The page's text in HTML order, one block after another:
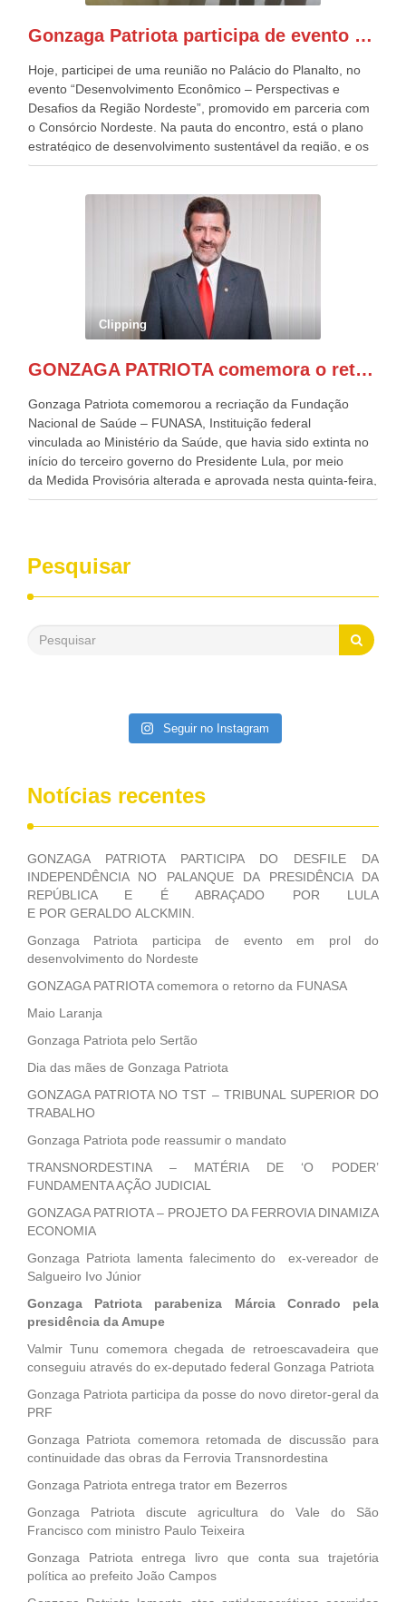
Patriota.
Gonzaga Patriota participa de evento em prol do desenvolvimento do Nordeste
Hoje, participei de uma reunião no Palácio do Planalto, no
evento “Desenvolvimento Econômico – Perspectivas e
Desafios da Região Nordeste”, promovido em parceria com
o Consórcio Nordeste. Na pauta do encontro, está o plano
estratégico de desenvolvimento sustentável da região, e os
desafios para a elaboração de políticas públicas, que
evento contou com a presença do Vice-presidente Geraldo
Alckmin, que também ocupa o Ministério do
Desenvolvimento, Indústria, Comércio e Serviços, o ex
governador de Pernambuco, agora Presidente do Banco do
Nordeste, Paulo Câmara, o ex Deputado Federal, e
atualmente Superintendente da SUDENE, Danilo Cabral, da
Governadora de Pernambuco, Raquel Lyra, os ministros da
Casa Civil, Rui Costa, e da Integração e do Desenvolvimento
de todo Nordeste que também ajudam a fomentar o
Clipping
GONZAGA PATRIOTA comemora o retorno da FUNASA
Gonzaga Patriota comemorou a recriação da Fundação
Nacional de Saúde – FUNASA, Instituição federal
vinculada ao Ministério da Saúde, que havia sido extinta no
início do terceiro governo do Presidente Lula, por meio
da Medida Provisória alterada e aprovada nesta quinta-feira,
pelo Congresso Nacional. Gonzaga Patriota disse hoje em
desenvolvimento dos seus municípios e, somente o ano
passado, essa Fundação distribuiu mais de três bilhões de
reais, com suas maravilhosas ações, dentre alas, mais de
saneamento básico, em pequenas comunidades rurais.
Patriota disse ainda que, mesmo sem mandato,
Pesquisar
Seguir no Instagram
Notícias recentes
GONZAGA PATRIOTA PARTICIPA DO DESFILE DA
INDEPENDÊNCIA NO PALANQUE DA PRESIDÊNCIA DA
REPÚBLICA E É ABRAÇADO POR LULA
E POR GERALDO ALCKMIN.
Gonzaga Patriota participa de evento em prol do
desenvolvimento do Nordeste
GONZAGA PATRIOTA comemora o retorno da FUNASA
Maio Laranja
Gonzaga Patriota pelo Sertão
Dia das mães de Gonzaga Patriota
GONZAGA PATRIOTA NO TST – TRIBUNAL SUPERIOR DO
TRABALHO
Gonzaga Patriota pode reassumir o mandato
TRANSNORDESTINA – MATÉRIA DE ‘O PODER’
FUNDAMENTA AÇÃO JUDICIAL
GONZAGA PATRIOTA – PROJETO DA FERROVIA DINAMIZA
ECONOMIA
Gonzaga Patriota lamenta falecimento do ex-vereador de
Salgueiro Ivo Júnior
Gonzaga Patriota parabeniza Márcia Conrado pela
presidência da Amupe
Valmir Tunu comemora chegada de retroescavadeira que
conseguiu através do ex-deputado federal Gonzaga Patriota
Gonzaga Patriota participa da posse do novo diretor-geral da
PRF
Gonzaga Patriota comemora retomada de discussão para
continuidade das obras da Ferrovia Transnordestina
Gonzaga Patriota entrega trator em Bezerros
Gonzaga Patriota discute agricultura do Vale do São
Francisco com ministro Paulo Teixeira
Gonzaga Patriota entrega livro que conta sua trajetória
política ao prefeito João Campos